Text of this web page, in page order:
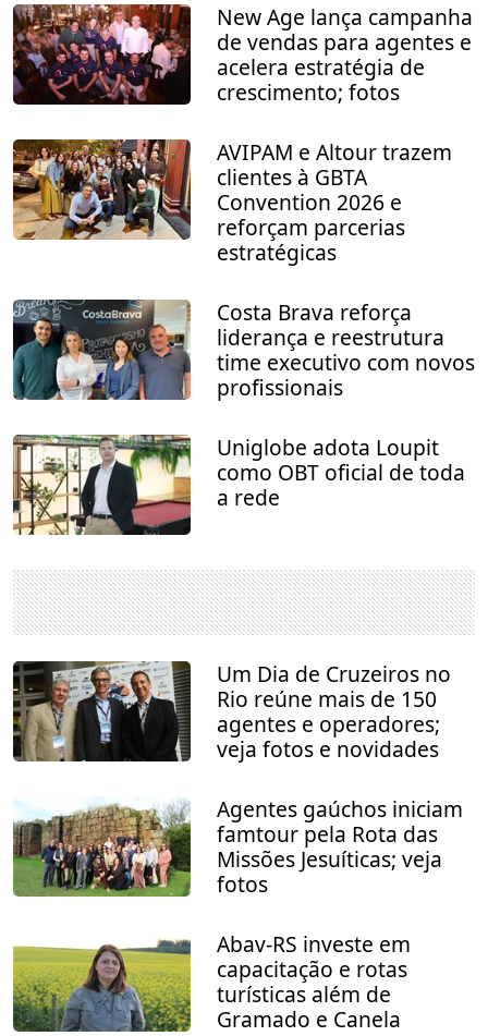
New Age lança campanha
de vendas para agentes e
acelera estratégia de
crescimento; fotos
AVIPAM e Altour trazem
clientes à GBTA
Convention 2026 e
reforçam parcerias
estratégicas
Costa Brava reforça
liderança e reestrutura
time executivo com novos
profissionais
Uniglobe adota Loupit
como OBT oficial de toda
a rede
Um Dia de Cruzeiros no
Rio reúne mais de 150
agentes e operadores;
veja fotos e novidades
Agentes gaúchos iniciam
famtour pela Rota das
Missões Jesuíticas; veja
fotos
Abav-RS investe em
capacitação e rotas
turísticas além de
Gramado e Canela